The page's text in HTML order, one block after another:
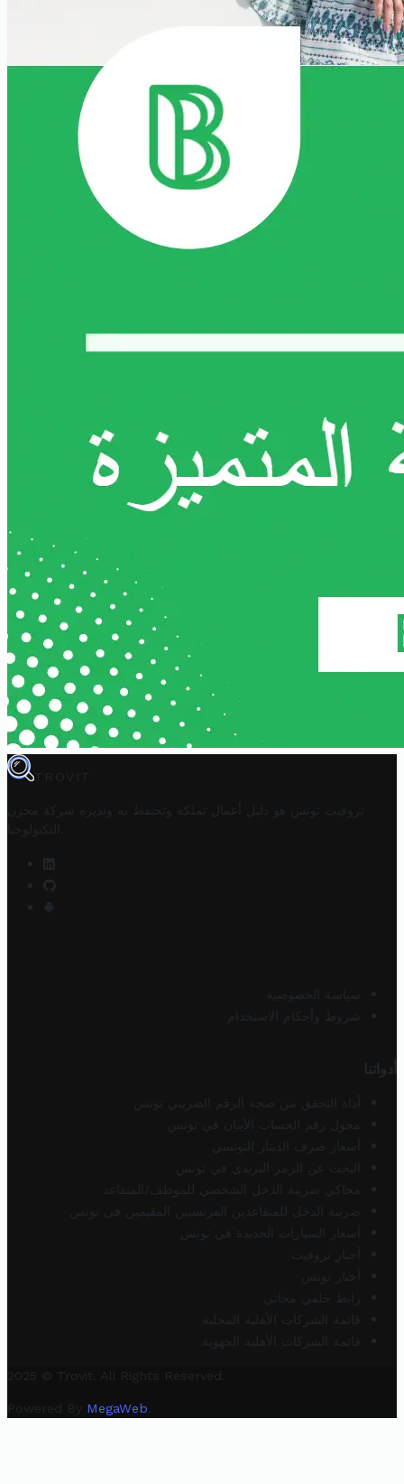
TROVIT
تروفيت تونس هو دليل أعمال تملكه وتحتفظ به وتديره
شركة مخزن
التكنولوجيا
سياسة الخصوصية
شروط وأحكام الاستخدام
أدواتنا
أداة التحقق من صحة الرقم الضريبي تونس
محول رقم الحساب الآيبان في تونس
أسعار صرف الدينار التونسي
البحث عن الرمز البريدي في تونس
محاكي ضريبة الدخل الشخصي للموظف/المتقاعد
ضريبة الدخل للمتقاعدين الفرنسيين المقيمين في تونس
أسعار السيارات الجديدة في تونس
أخبار تروفيت
أخبار تونس
رابط خلفي مجاني
قائمة الشركات الأهلية المحلية
قائمة الشركات الأهلية الجهوية
2025 © Trovit. All Rights Reserved.
Powered By MegaWeb